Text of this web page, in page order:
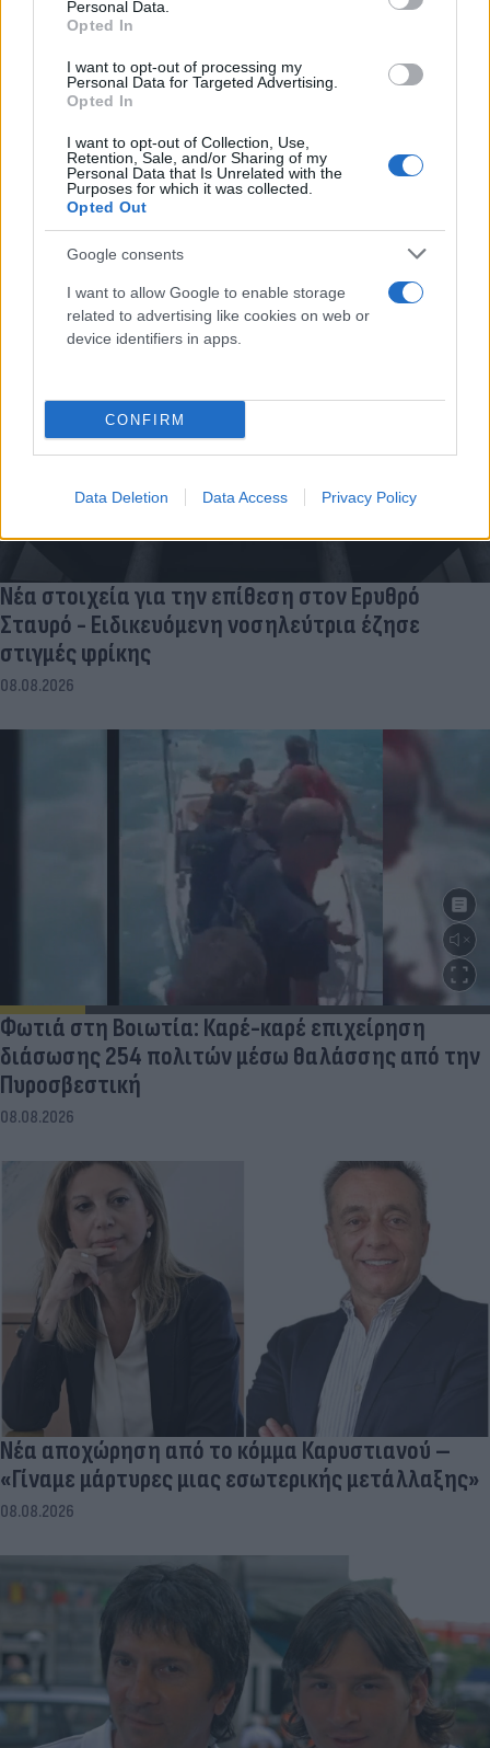
Personal Data.
Opted In
I want to opt-out of processing my
Personal Data for Targeted Advertising.
Opted In
I want to opt-out of Collection, Use,
Retention, Sale, and/or Sharing of my
Personal Data that Is Unrelated with the
Purposes for which it was collected.
Opted Out
Google consents
I want to allow Google to enable storage
related to advertising like cookies on web or
device identifiers in apps.
CONFIRM
Data Deletion Data Access Privacy Policy
Έγκλημα στην Κυψέλη: Οι... περιπέτειες του
26χρονου, ο γάμος, η ξαφνική αλλαγή και η
μοιραία νύχτα
08.08.2026
Νέα στοιχεία για την επίθεση στον Ερυθρό
Σταυρό - Ειδικευόμενη νοσηλεύτρια έζησε
στιγμές φρίκης
08.08.2026
Φωτιά στη Βοιωτία: Καρέ-καρέ επιχείρηση
διάσωσης 254 πολιτών μέσω θαλάσσης από την
Πυροσβεστική
08.08.2026
Νέα αποχώρηση από το κόμμα Καρυστιανού –
«Γίναμε μάρτυρες μιας εσωτερικής μετάλλαξης»
08.08.2026